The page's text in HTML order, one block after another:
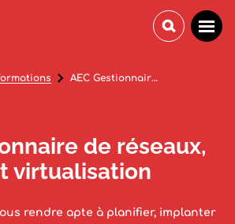
de réseaux,
virtualisation
rendre apte à planifier, implanter
AEC Gestionnaire de réseaux, sécurité et virtualisation